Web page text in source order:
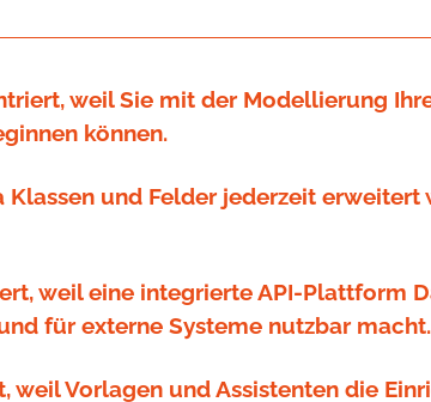
weil Sie mit der Modellierung
können.
Klassen und Felder jederzeit erweitert
weil eine integrierte API-Plattform
für externe Systeme nutzbar macht.
weil Vorlagen und Assistenten die